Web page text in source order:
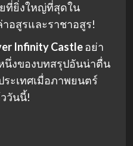
ที่ยิ่งใหญ่ที่สุดใน
อสูรและราชาอสูร!
Infinity Castleอย่า
นึ่งของบทสรุปอันน่าตื่น
ะเทศเมื่อภาพยนตร์
วันนี้!